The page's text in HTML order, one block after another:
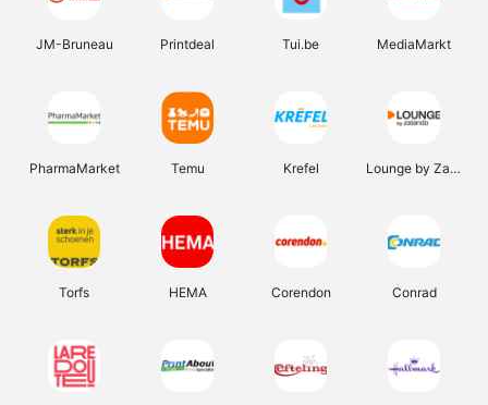
JM-Bruneau Printdeal Tui.be MediaMarkt
PharmaMarket Temu Krefel Lounge by Zalando
Torfs HEMA Corendon Conrad